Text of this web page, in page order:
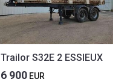
Trailor S32E 2 ESSIEUX
6 900 EUR